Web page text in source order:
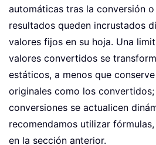
automáticas tras la conversión
resultados queden incrustados
valores fijos en su hoja. Una
valores convertidos se
estáticos, a menos que
originales como los
conversiones se actualicen
recomendamos utilizar
en la sección anterior.